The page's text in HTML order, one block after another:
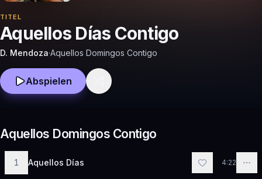
TITEL
Aquellos Días Contigo
D. Mendoza·Aquellos Domingos Contigo
Abspielen
Aquellos Domingos Contigo
1 Aquellos Días 4:22